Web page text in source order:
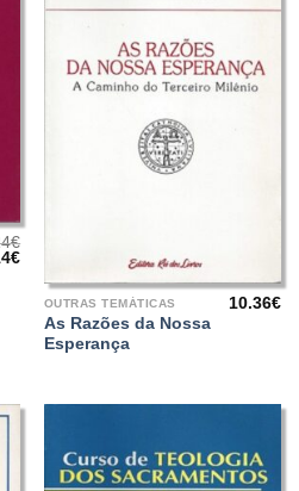
€
€O
atual
15.14€.
OUTRAS TEMÁTICAS
As Razões da Nossa
Esperança
10.36€